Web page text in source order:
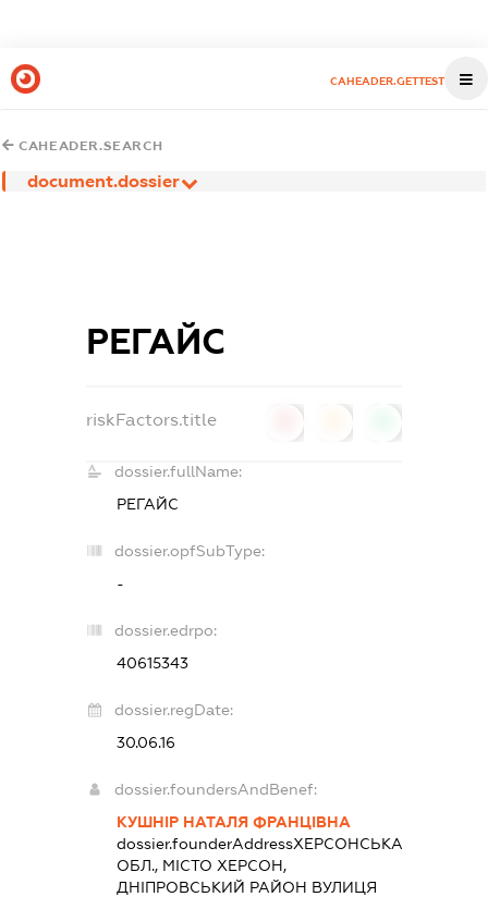
CAHEADER.GETTEST
CAHEADER.SEARCH
document.dossier
РЕГАЙС
riskFactors.title
dossier.fullName:
РЕГАЙС
dossier.opfSubType:
-
dossier.edrpo:
40615343
dossier.regDate:
30.06.16
dossier.foundersAndBenef:
КУШНІР НАТАЛЯ ФРАНЦІВНА
dossier.founderAddressХЕРСОНСЬКА
ОБЛ., МІСТО ХЕРСОН,
ДНІПРОВСЬКИЙ РАЙОН ВУЛИЦЯ